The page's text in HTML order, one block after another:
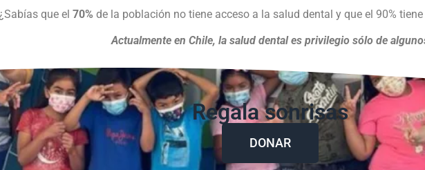
que el 70% de la población no tiene acceso a la salud dental y que el 90%
Actualmente en Chile, la salud dental es privilegio sólo de
Regala sonrisas
DONAR